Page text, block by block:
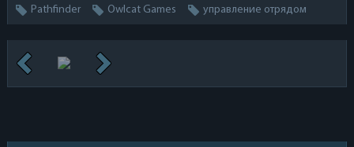
Pathfinder
Owlcat Games управление отрядом